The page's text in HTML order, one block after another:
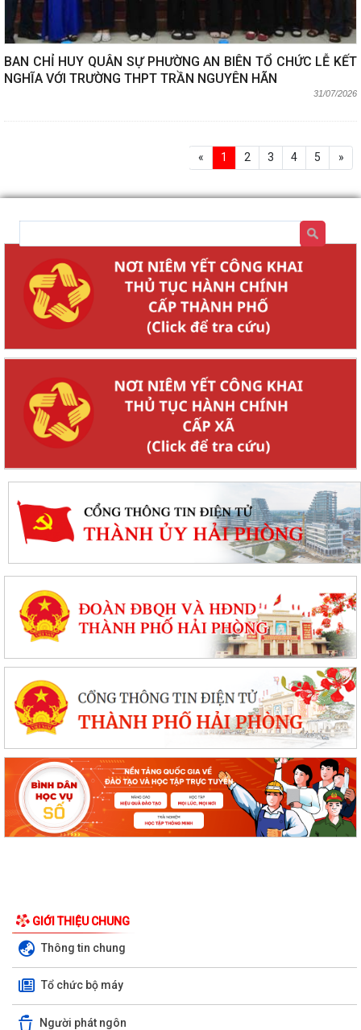
BAN CHỈ HUY QUÂN SỰ PHƯỜNG AN BIÊN TỔ CHỨC LỄ KẾT
NGHĨA VỚI TRƯỜNG THPT TRẦN NGUYÊN HÃN
31/07/2026
« 1 2 3 4 5 »
GIỚI THIỆU CHUNG
Thông tin chung
Tổ chức bộ máy
Người phát ngôn